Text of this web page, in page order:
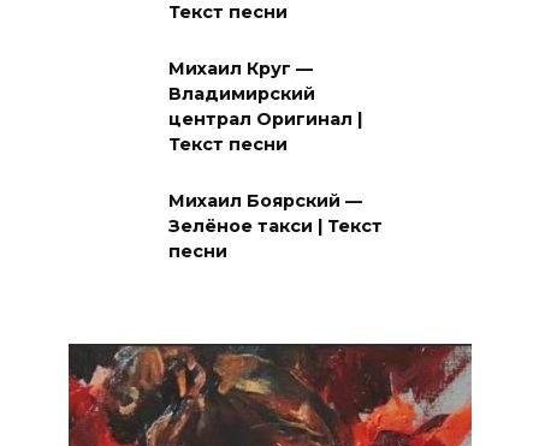
Текст песни
Михаил Круг —
Владимирский
централ Оригинал |
Текст песни
Михаил Боярский —
Зелёное такси | Текст
песни